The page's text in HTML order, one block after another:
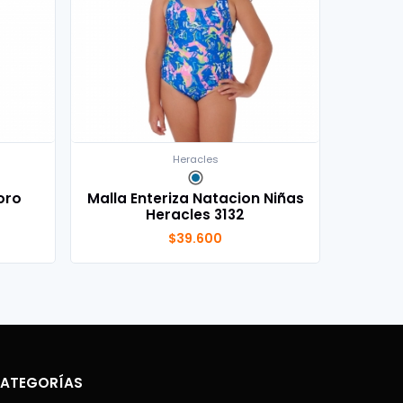
Heracles
Malla Enteriza Natacion Niñas
Heracles 3132
$39.600